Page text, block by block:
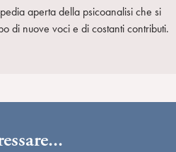
aperta della psicoanalisi che si
di nuove voci e di costanti contributi.